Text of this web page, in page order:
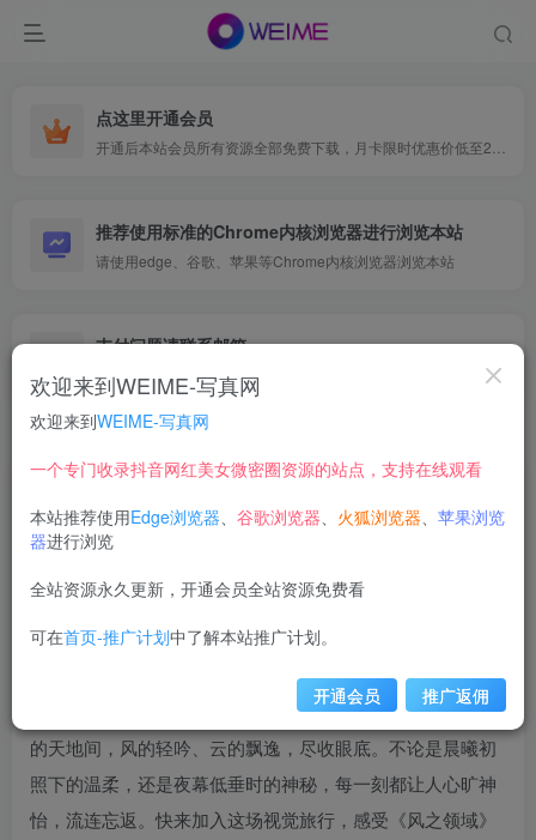
点这里开通会员
推荐使用标准的Chrome内核浏览器进行浏览本站
请使用edge、谷歌、苹果等Chrome内核浏览器浏览本站
支付问题请联系邮箱
遇到支付问题请联系网页底部邮箱或者微信支付留言
weime
在线探索《风之领域 0210》，一场视觉盛宴正等待着您
的光临！本集精心收录了44张高清美图，每一帧都是对风与
自然完美融合的艺术诠释。随着屏幕轻滑，仿佛置身于无垠
的天地间，风的轻吟、云的飘逸，尽收眼底。不论是晨曦初
照下的温柔，还是夜幕低垂时的神秘，每一刻都让人心旷神
怡，流连忘返。快来加入这场视觉旅行，感受《风之领域》
欢迎来到WEIME-写真网
欢迎来到WEIME-写真网
一个专门收录抖音网红美女微密圈资源的站点，支持在线观看
本站推荐使用Edge浏览器、 谷歌浏览器、 火狐浏览器、 苹果浏览
器进行浏览
全站资源永久更新，开通会员全站资源免费看
可在首页-推广计划中了解本站推广计划。
开通会员 推广返佣